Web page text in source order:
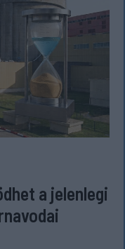
a jelenlegi